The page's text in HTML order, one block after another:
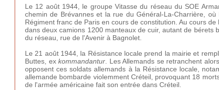
Le 12 août 1944, le groupe Vitasse du réseau du SOE
chemin de Brévannes et la rue du Général-La-Charrière,
Régiment franc de Paris en cours de constitution. Au cours
dans deux camions 1200 manteaux de cuir, autant de
du réseau, rue de l'Avenir à Bagnolet.
Le 21 août 1944, la Résistance locale prend la mairie et
Buttes, exkommandantur . Les Allemands se retranchent
opposent ces soldats allemands à la Résistance locale,
allemande bombarde violemment Créteil, provoquant 18
de l'armée américaine fait son entrée dans Créteil.